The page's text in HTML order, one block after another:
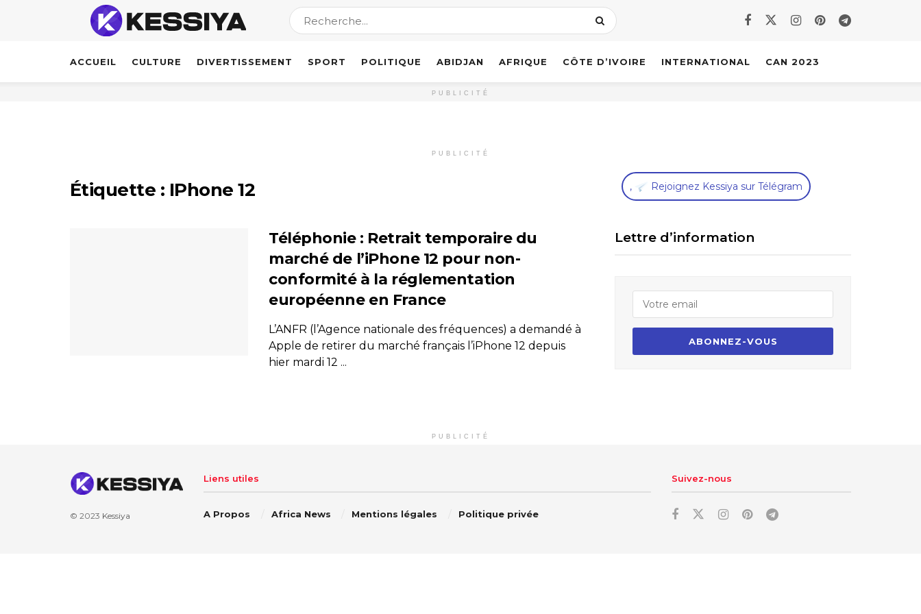
ACCUEIL CULTURE DIVERTISSEMENT SPORT POLITIQUE ABIDJAN AFRIQUE CÔTE D’IVOIRE INTERNATIONAL CAN 2023
PUBLICITÉ
PUBLICITÉ
Étiquette : IPhone 12
Téléphonie : Retrait temporaire du
marché de l’iPhone 12 pour non-
conformité à la réglementation
européenne en France
L’ANFR (l’Agence nationale des fréquences) a demandé à
Apple de retirer du marché français l’iPhone 12 depuis
hier mardi 12 ...
, Rejoignez Kessiya sur Télégram
Lettre d’information
PUBLICITÉ
© 2023 Kessiya
Liens utiles
A Propos Africa News Mentions légales Politique privée
Suivez-nous